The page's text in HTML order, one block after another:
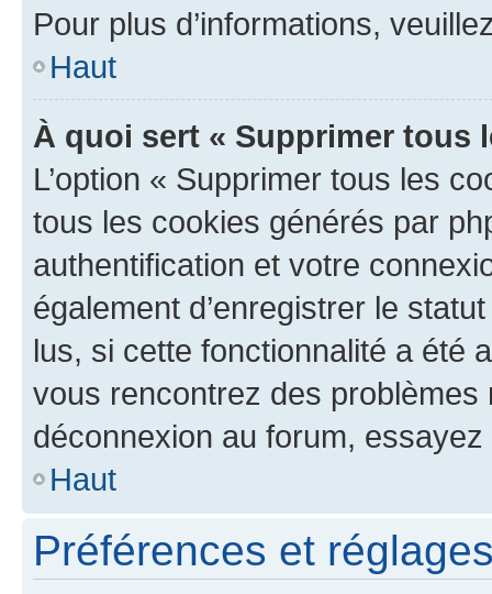
Pour plus d’informations,
Haut
À quoi sert « Supprimer tous
L’option « Supprimer tous les
tous les cookies générés par
authentification et votre
également d’enregistrer le
lus, si cette fonctionnalité a été
vous rencontrez des
déconnexion au forum,
Haut
Préférences et